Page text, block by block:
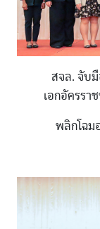
สจล. จับ
เอกอัครรา
พลิกโฉม